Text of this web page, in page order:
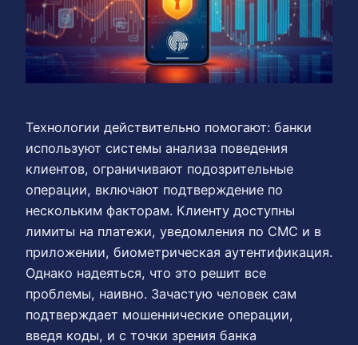
Технологии действительно помогают: банки
используют системы анализа поведения
клиентов, ограничивают подозрительные
операции, включают подтверждение по
нескольким факторам. Клиенту доступны
лимиты на платежи, уведомления по СМС и в
приложении, биометрическая аутентификация.
Однако надеяться, что это решит все
проблемы, наивно. Зачастую человек сам
подтверждает мошеннические операции,
введя коды, и с точки зрения банка